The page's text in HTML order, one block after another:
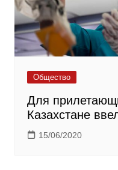
Общество
Для
Казахстане
15/06/2020